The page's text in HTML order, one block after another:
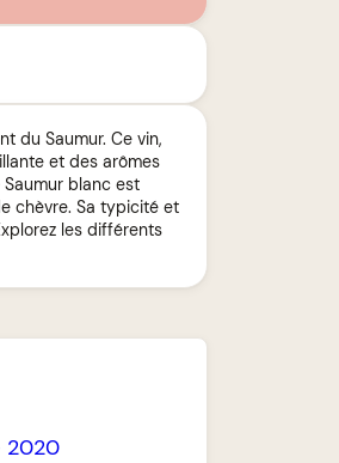
du Saumur. Ce vin,
et des arômes
blanc est
chèvre. Sa typicité et
les différents
2020